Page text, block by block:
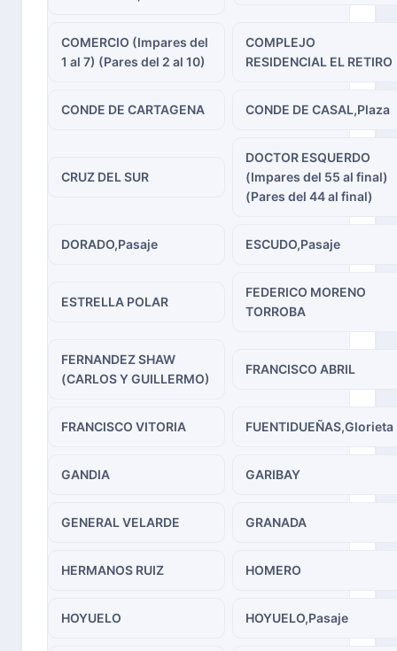
COMERCIO (Impares del
1 al 7) (Pares del 2 al 10)
COMPLEJO
RESIDENCIAL EL RETIRO
CONDE DE CARTAGENA CONDE DE CASAL,Plaza
CRUZ DEL SUR
DOCTOR ESQUERDO
(Impares del 55 al final)
(Pares del 44 al final)
DORADO,Pasaje ESCUDO,Pasaje
ESTRELLA POLAR
FEDERICO MORENO
TORROBA
FERNANDEZ SHAW
(CARLOS Y GUILLERMO)
FRANCISCO ABRIL
FRANCISCO VITORIA FUENTIDUEÑAS,Glorieta
GANDIA GARIBAY
GENERAL VELARDE GRANADA
HERMANOS RUIZ HOMERO
HOYUELO HOYUELO,Pasaje